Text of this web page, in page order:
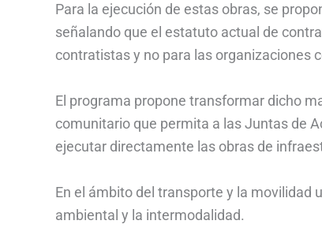
Para la ejecución de estas obras, se
señalando que el estatuto actual de
contratistas y no para las organizaciones
El programa propone transformar dicho
comunitario que permita a las Juntas de
ejecutar directamente las obras de
En el ámbito del transporte y la movilidad
ambiental y la intermodalidad.